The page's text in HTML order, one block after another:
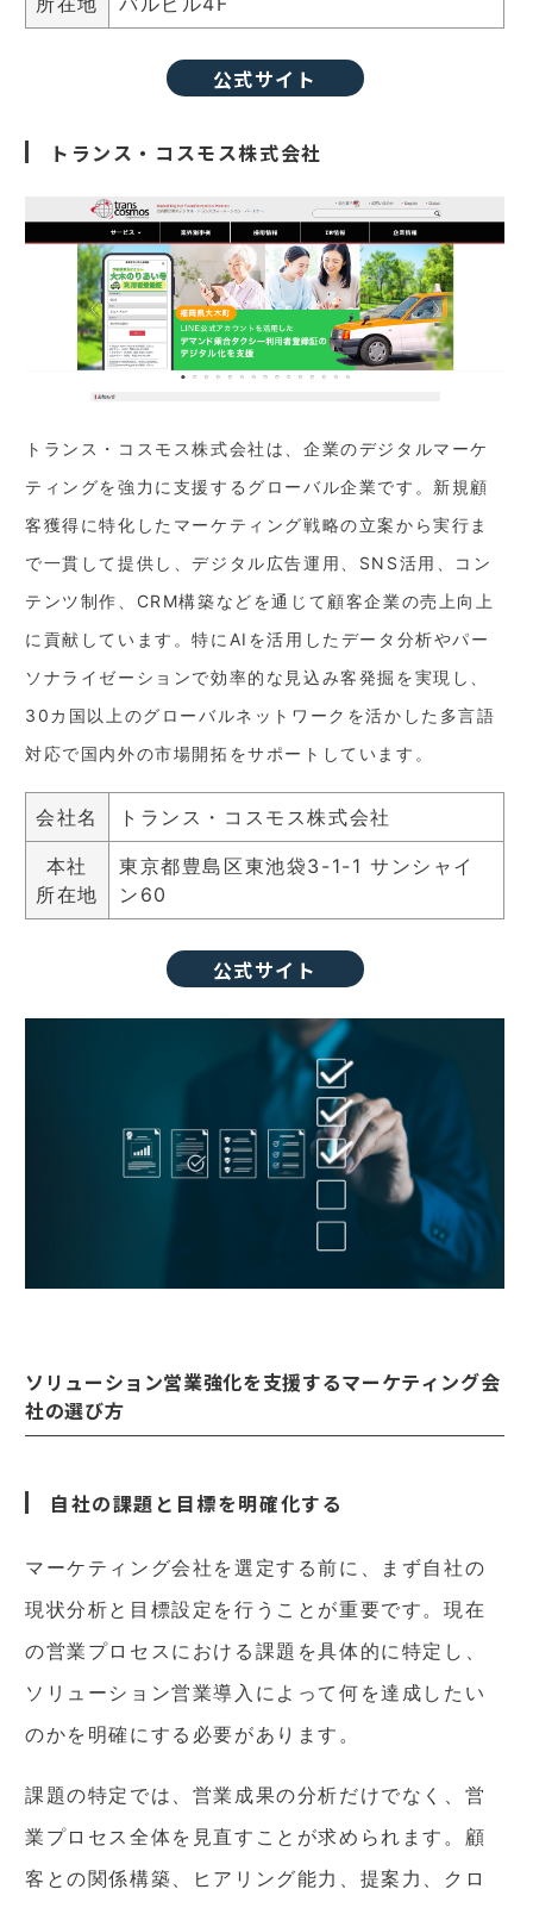
公式サイト
トランス・コスモス株式会社
トランス・コスモス株式会社は、企業のデジタルマーケ
ティングを強力に支援するグローバル企業です。新規顧
客獲得に特化したマーケティング戦略の立案から実行ま
で一貫して提供し、デジタル広告運用、SNS活用、コン
テンツ制作、CRM構築などを通じて顧客企業の売上向上
に貢献しています。特にAIを活用したデータ分析やパー
ソナライゼーションで効率的な見込み客発掘を実現し、
30カ国以上のグローバルネットワークを活かした多言語
対応で国内外の市場開拓をサポートしています。
会社名 トランス・コスモス株式会社
本社
所在地
東京都豊島区東池袋3-1-1 サンシャイ
ン60
公式サイト
ソリューション営業強化を支援するマーケティング会
社の選び方
自社の課題と目標を明確化する
マーケティング会社を選定する前に、まず自社の
現状分析と目標設定を行うことが重要です。現在
の営業プロセスにおける課題を具体的に特定し、
ソリューション営業導入によって何を達成したい
のかを明確にする必要があります。
課題の特定では、営業成果の分析だけでなく、営
業プロセス全体を見直すことが求められます。顧
客との関係構築、ヒアリング能力、提案力、クロ